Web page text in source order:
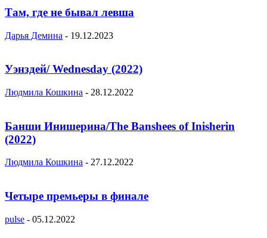
Там, где не бывал левша
Дарья Демина - 19.12.2023
Уэнздей/ Wednesday (2022)
Людмила Кошкина - 28.12.2022
Банши Инишерина/The Banshees of Inisherin
(2022)
Людмила Кошкина - 27.12.2022
Четыре премьеры в финале
pulse - 05.12.2022